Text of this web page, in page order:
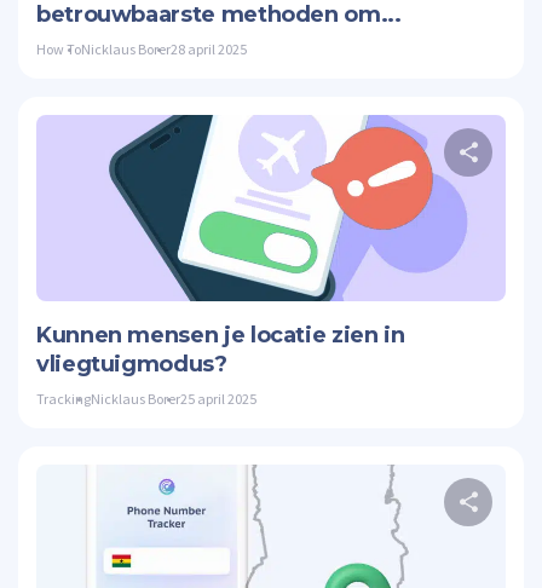
betrouwbaarste methoden om...
How ToNicklaus Borer28 april 2025
Kunnen mensen je locatie zien in
vliegtuigmodus?
TrackingNicklaus Borer25 april 2025